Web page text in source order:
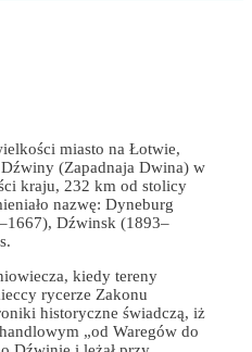
miasto na Łotwie,
(Zapadnaja Dwina) w
kraju, 232 km od stolicy
nazwę: Dyneburg
Dźwinsk (1893–
kiedy tereny
rycerze Zakonu
historyczne świadczą, iż
„od Waregów do